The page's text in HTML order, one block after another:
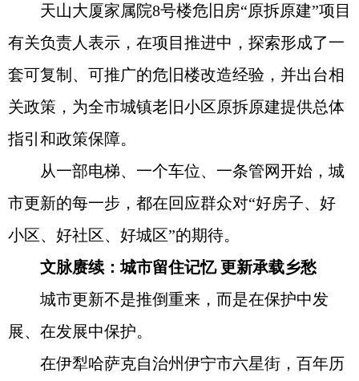
天山大厦家属院8号楼危旧房“原拆原建”项目
有关负责人表示，在项目推进中，探索形成了一
套可复制、可推广的危旧楼改造经验，并出台相
关政策，为全市城镇老旧小区原拆原建提供总体
指引和政策保障。
从一部电梯、一个车位、一条管网开始，城
市更新的每一步，都在回应群众对“好房子、好
小区、好社区、好城区”的期待。
文脉赓续：城市留住记忆 更新承载乡愁
城市更新不是推倒重来，而是在保护中发
展、在发展中保护。
在伊犁哈萨克自治州伊宁市六星街，百年历